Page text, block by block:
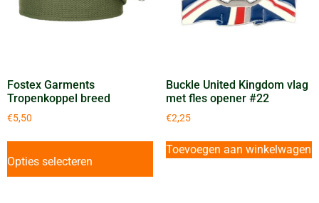
Fostex Garments
Tropenkoppel breed
€5,50
Opties selecteren
Buckle United Kingdom vlag
met fles opener #22
€2,25
Toevoegen aan winkelwagen